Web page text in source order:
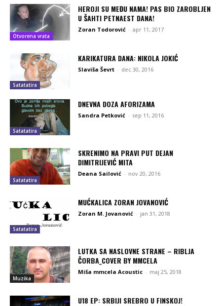
Otvorena vrata
HEROJI SU MEĐU NAMA! PAS BIO ZAROBLJEN
U ŠAHTI PETNAEST DANA!
Zoran Todorović - apr 11, 2017
Satatatira
KARIKATURA DANA: NIKOLA JOKIĆ
Slaviša Ševrt - dec 30, 2016
Satatatira
DNEVNA DOZA AFORIZAMA
Sandra Petković - sep 11, 2016
Satatatira
SKRENIMO NA PRAVI PUT DEJAN
DIMITRIJEVIĆ MITA
Deana Sailović - nov 20, 2016
Satatatira
MUĆKALICA ZORAN JOVANOVIĆ
Zoran M. Jovanović - jan 31, 2018
Muzika
LUTKA SA NASLOVNE STRANE – RIBLJA
ČORBA_COVER BY MMCELA
Miša mmcela Acoustic - maj 25, 2018
U18 EP: SRBIJI SREBRO U FINSKOJ!